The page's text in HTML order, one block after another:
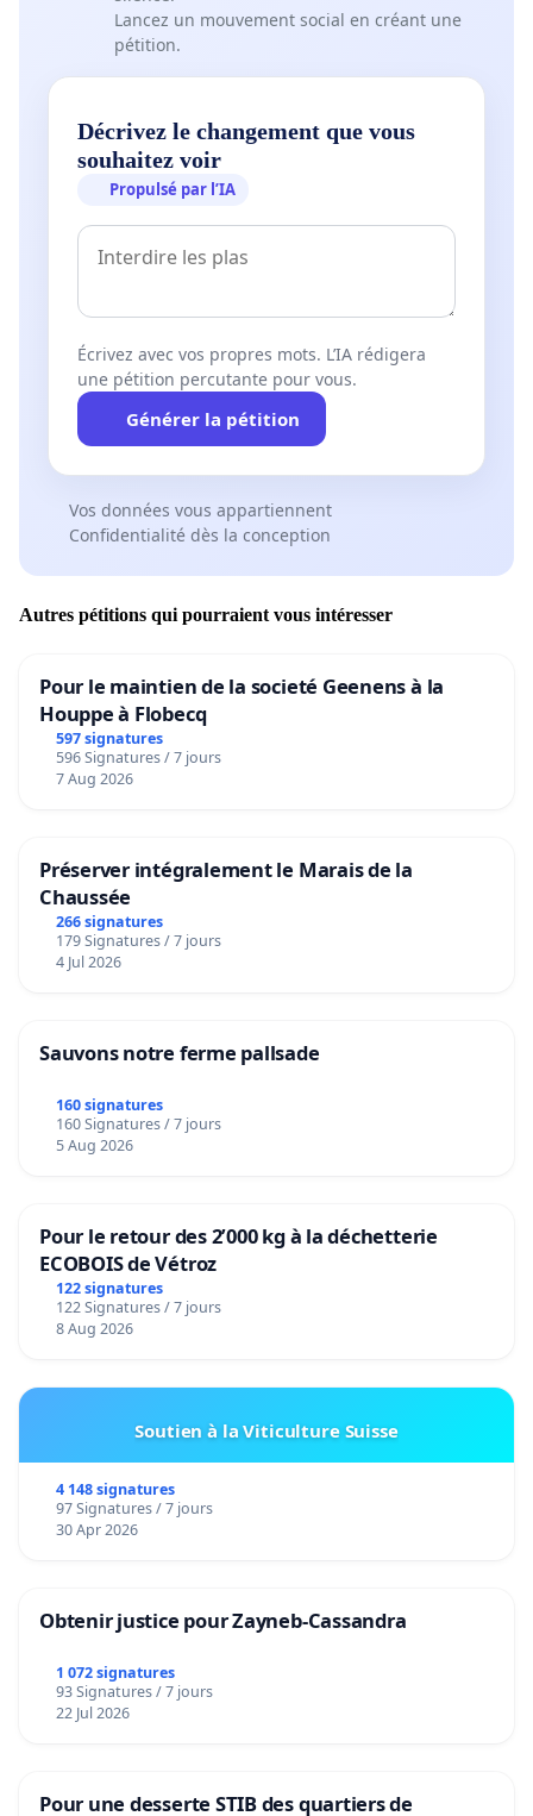
Lancez un mouvement social en créant une
pétition.
Décrivez le changement que vous
souhaitez voir
Propulsé par l’IA
Écrivez avec vos propres mots. L’IA rédigera
une pétition percutante pour vous.
Générer la pétition
Vos données vous appartiennent
Confidentialité dès la conception
Autres pétitions qui pourraient vous intéresser
Pour le maintien de la societé Geenens à la
Houppe à Flobecq
597 signatures
596 Signatures / 7 jours
7 Aug 2026
Préserver intégralement le Marais de la
Chaussée
266 signatures
179 Signatures / 7 jours
4 Jul 2026
Sauvons notre ferme pallsade
160 signatures
160 Signatures / 7 jours
5 Aug 2026
Pour le retour des 2’000 kg à la déchetterie
ECOBOIS de Vétroz
122 signatures
122 Signatures / 7 jours
8 Aug 2026
Soutien à la Viticulture Suisse
4 148 signatures
97 Signatures / 7 jours
30 Apr 2026
Obtenir justice pour Zayneb-Cassandra
1 072 signatures
93 Signatures / 7 jours
22 Jul 2026
Pour une desserte STIB des quartiers de